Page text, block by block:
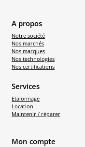
A propos
Notre société
Nos marchés
Nos marques
Nos technologies
Nos certifications
Services
Etalonnage
Location
Maintenir / réparer
Mon compte